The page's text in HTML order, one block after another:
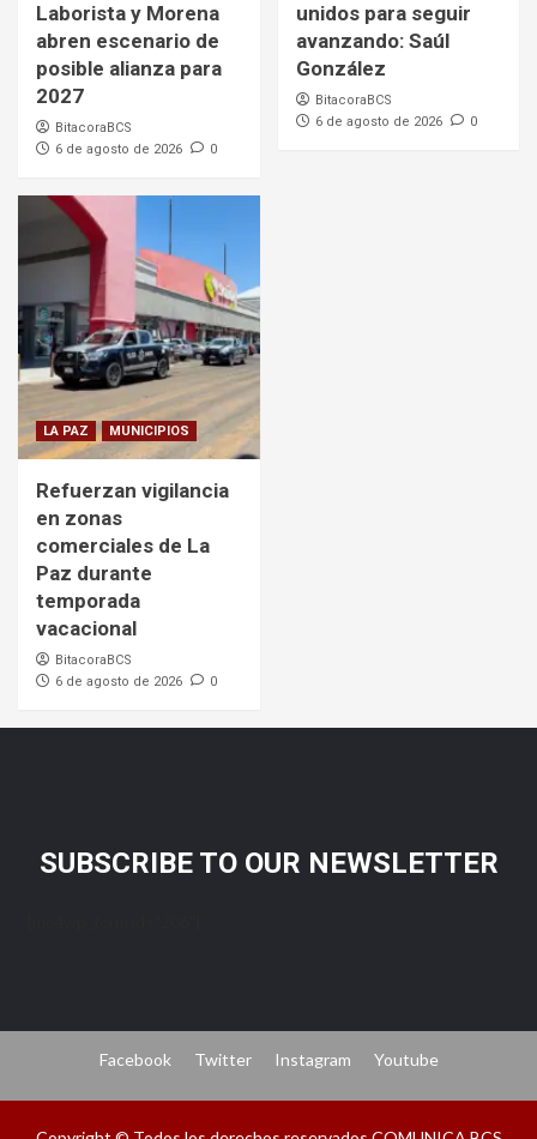
Laborista y Morena
abren escenario de
posible alianza para
2027
BitacoraBCS
6 de agosto de 2026
0
unidos para seguir
avanzando: Saúl
González
BitacoraBCS
6 de agosto de 2026
0
LA PAZ MUNICIPIOS
Refuerzan vigilancia
en zonas
comerciales de La
Paz durante
temporada
vacacional
BitacoraBCS
6 de agosto de 2026
0
SUBSCRIBE TO OUR NEWSLETTER
Facebook Twitter Instagram Youtube